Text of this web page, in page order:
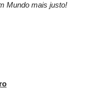
Mundo mais justo!